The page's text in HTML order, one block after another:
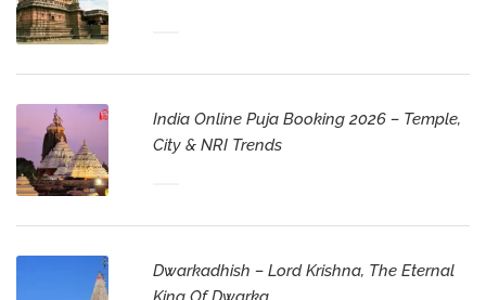
India Online Puja Booking 2026 – Temple,
City & NRI Trends
Dwarkadhish – Lord Krishna, The Eternal